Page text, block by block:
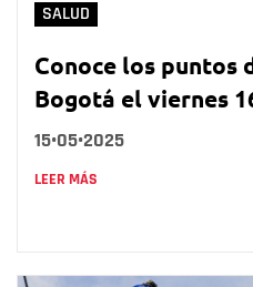
SALUD
Conoce los puntos
Bogotá el viernes
15•05•2025
LEER MÁS